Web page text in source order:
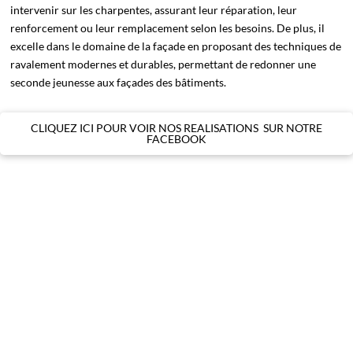
intervenir sur les charpentes, assurant leur réparation, leur
renforcement ou leur remplacement selon les besoins. De plus, il
excelle dans le domaine de la façade en proposant des techniques de
ravalement modernes et durables, permettant de redonner une
seconde jeunesse aux façades des bâtiments.
CLIQUEZ ICI POUR VOIR NOS REALISATIONS SUR NOTRE
FACEBOOK